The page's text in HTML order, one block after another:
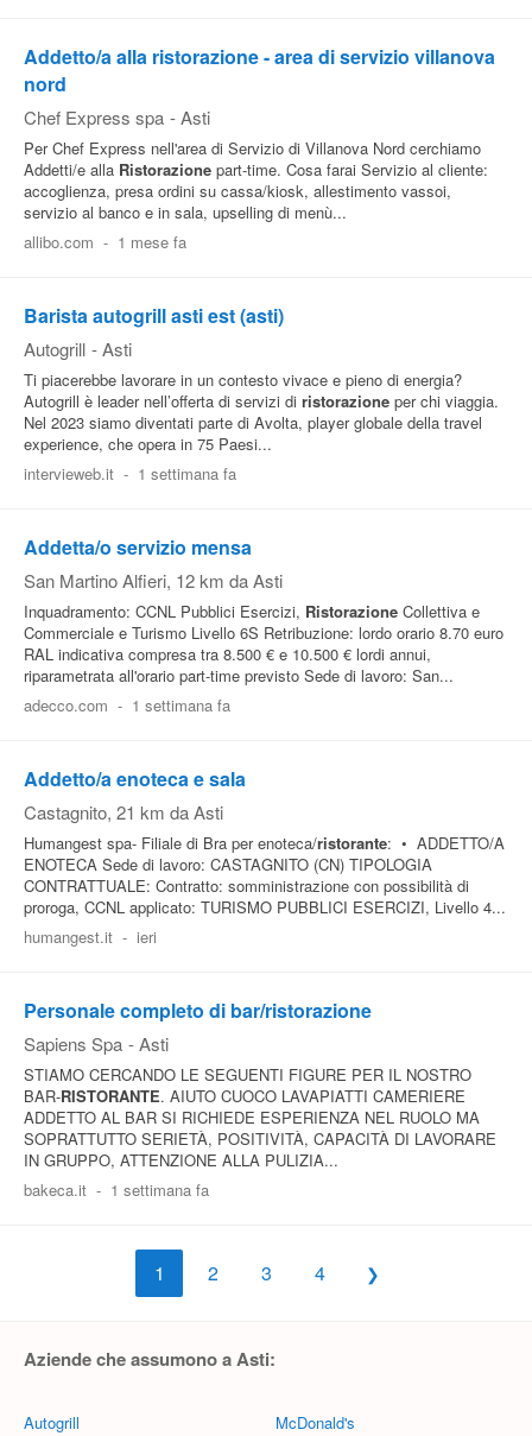
Addetto/a alla ristorazione - area di servizio villanova
nord
Chef Express spa - Asti
Per Chef Express nell'area di Servizio di Villanova Nord cerchiamo
Addetti/e alla Ristorazione part-time. Cosa farai Servizio al cliente:
accoglienza, presa ordini su cassa/kiosk, allestimento vassoi,
servizio al banco e in sala, upselling di menù...
allibo.com - 1 mese fa
Barista autogrill asti est (asti)
Autogrill - Asti
Ti piacerebbe lavorare in un contesto vivace e pieno di energia?
Autogrill è leader nell’offerta di servizi di ristorazione per chi viaggia.
Nel 2023 siamo diventati parte di Avolta, player globale della travel
experience, che opera in 75 Paesi...
intervieweb.it - 1 settimana fa
Addetta/o servizio mensa
San Martino Alfieri, 12 km da Asti
Inquadramento: CCNL Pubblici Esercizi, Ristorazione Collettiva e
Commerciale e Turismo Livello 6S Retribuzione: lordo orario 8.70 euro
RAL indicativa compresa tra 8.500 € e 10.500 € lordi annui,
riparametrata all'orario part-time previsto Sede di lavoro: San...
adecco.com - 1 settimana fa
Addetto/a enoteca e sala
Castagnito, 21 km da Asti
Humangest spa- Filiale di Bra per enoteca/ristorante: • ADDETTO/A
ENOTECA Sede di lavoro: CASTAGNITO (CN) TIPOLOGIA
CONTRATTUALE: Contratto: somministrazione con possibilità di
proroga, CCNL applicato: TURISMO PUBBLICI ESERCIZI, Livello 4...
humangest.it - ieri
Personale completo di bar/ristorazione
Sapiens Spa - Asti
STIAMO CERCANDO LE SEGUENTI FIGURE PER IL NOSTRO
BAR-RISTORANTE. AIUTO CUOCO LAVAPIATTI CAMERIERE
ADDETTO AL BAR SI RICHIEDE ESPERIENZA NEL RUOLO MA
SOPRATTUTTO SERIETÀ, POSITIVITÀ, CAPACITÀ DI LAVORARE
IN GRUPPO, ATTENZIONE ALLA PULIZIA...
bakeca.it - 1 settimana fa
1 2 3 4
Aziende che assumono a Asti:
Autogrill McDonald's